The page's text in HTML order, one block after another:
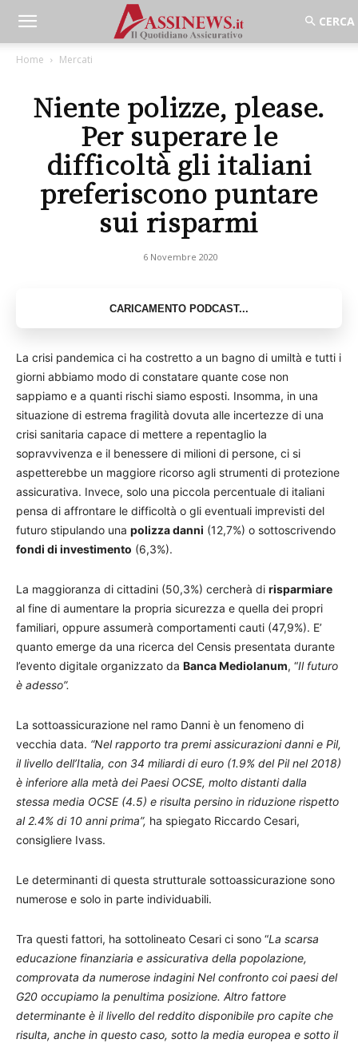
Home Mercati
Niente polizze, please.
Per superare le
difficoltà gli italiani
preferiscono puntare
sui risparmi
6 Novembre 2020
La crisi pandemica ci ha costretto a un bagno di umiltà e tutti i
giorni abbiamo modo di constatare quante cose non
sappiamo e a quanti rischi siamo esposti. Insomma, in una
situazione di estrema fragilità dovuta alle incertezze di una
crisi sanitaria capace di mettere a repentaglio la
sopravvivenza e il benessere di milioni di persone, ci si
aspetterebbe un maggiore ricorso agli strumenti di protezione
assicurativa. Invece, solo una piccola percentuale di italiani
pensa di affrontare le difficoltà o gli eventuali imprevisti del
futuro stipulando una polizza danni (12,7%) o sottoscrivendo
fondi di investimento (6,3%).
La maggioranza di cittadini (50,3%) cercherà di risparmiare
al fine di aumentare la propria sicurezza e quella dei propri
familiari, oppure assumerà comportamenti cauti (47,9%). E’
quanto emerge da una ricerca del Censis presentata durante
l’evento digitale organizzato da Banca Mediolanum, “Il futuro
è adesso”.
La sottoassicurazione nel ramo Danni è un fenomeno di
vecchia data. “Nel rapporto tra premi assicurazioni danni e Pil,
il livello dell’Italia, con 34 miliardi di euro (1.9% del Pil nel 2018)
è inferiore alla metà dei Paesi OCSE, molto distanti dalla
stessa media OCSE (4.5) e risulta persino in riduzione rispetto
al 2.4% di 10 anni prima”, ha spiegato Riccardo Cesari,
consigliere Ivass.
Le determinanti di questa strutturale sottoassicurazione sono
numerose e solo in parte individuabili.
Tra questi fattori, ha sottolineato Cesari ci sono “La scarsa
educazione finanziaria e assicurativa della popolazione,
comprovata da numerose indagini Nel confronto coi paesi del
G20 occupiamo la penultima posizione. Altro fattore
determinante è il livello del reddito disponibile pro capite che
risulta, anche in questo caso, sotto la media europea e sotto il